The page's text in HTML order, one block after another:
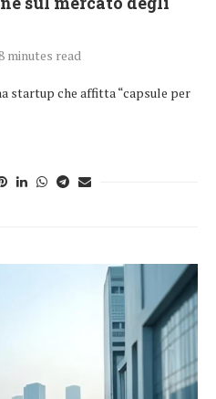
minutes read
startup che affitta “capsule per